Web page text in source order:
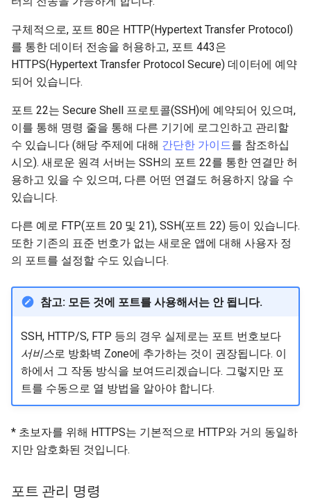
구체적으로, 포트 80은 HTTP(Hypertext Transfer Protocol)
를 통한 데이터 전송을 허용하고, 포트 443은
HTTPS(Hypertext Transfer Protocol Secure) 데이터에 예약
되어 있습니다.
포트 22는 Secure Shell 프로토콜(SSH)에 예약되어 있으며,
이를 통해 명령 줄을 통해 다른 기기에 로그인하고 관리할
수 있습니다 (해당 주제에 대해 간단한 가이드를 참조하십
시오). 새로운 원격 서버는 SSH의 포트 22를 통한 연결만 허
용하고 있을 수 있으며, 다른 어떤 연결도 허용하지 않을 수
있습니다.
다른 예로 FTP(포트 20 및 21), SSH(포트 22) 등이 있습니다.
또한 기존의 표준 번호가 없는 새로운 앱에 대해 사용자 정
의 포트를 설정할 수도 있습니다.
참고: 모든 것에 포트를 사용해서는 안 됩니다.
SSH, HTTP/S, FTP 등의 경우 실제로는 포트 번호보다
서비스로 방화벽 Zone에 추가하는 것이 권장됩니다. 이
하에서 그 작동 방식을 보여드리겠습니다. 그렇지만 포
트를 수동으로 열 방법을 알아야 합니다.
* 초보자를 위해 HTTPS는 기본적으로 HTTP와 거의 동일하
지만 암호화된 것입니다.
포트 관리 명령